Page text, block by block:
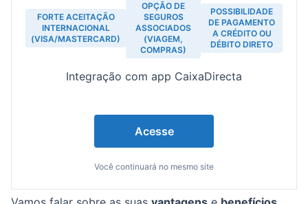
FORTE ACEITAÇÃO
INTERNACIONAL
(VISA/MASTERCARD)
OPÇÃO DE
SEGUROS
ASSOCIADOS
(VIAGEM,
COMPRAS)
POSSIBILIDADE
DE PAGAMENTO
A CRÉDITO OU
DÉBITO DIRETO
Integração com app CaixaDirecta
Acesse
Você continuará no mesmo site